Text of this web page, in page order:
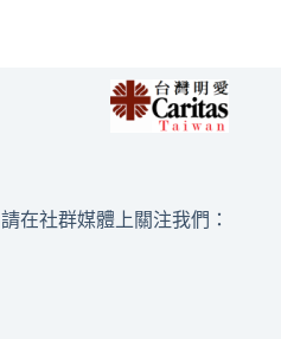
請在社群媒體上關注我們：